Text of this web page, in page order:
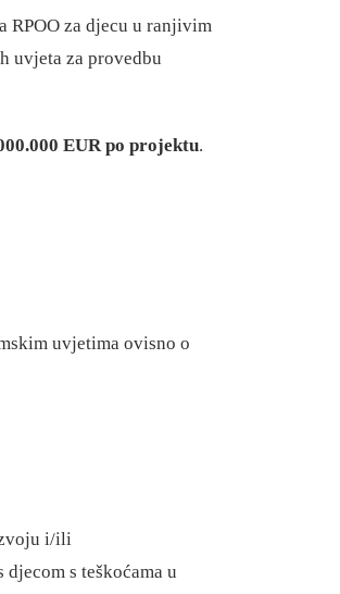
RPOO za djecu u ranjivim
uvjeta za provedbu
EUR po projektu.
uvjetima ovisno o
i/ili
s teškoćama u